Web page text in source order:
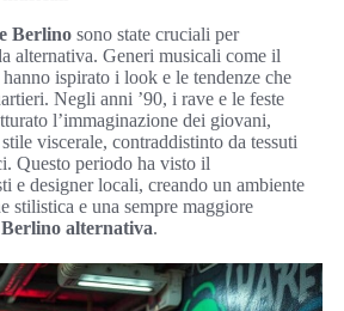
Berlino sono state cruciali per
alternativa. Generi musicali come il
ispirato i look e le tendenze che
Negli anni ’90, i rave e le feste
l’immaginazione dei giovani,
viscerale, contraddistinto da tessuti
Questo periodo ha visto il
e designer locali, creando un ambiente
stilistica e una sempre maggiore
alternativa.